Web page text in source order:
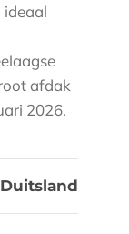
ideaal
afdak
2026.